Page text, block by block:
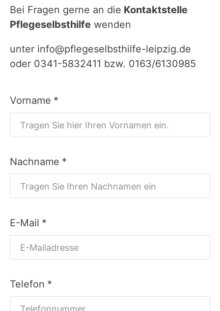
Bei Fragen gerne an die Kontaktstelle
Pflegeselbsthilfe wenden
unter info@pflegeselbsthilfe-leipzig.de
oder 0341-5832411 bzw. 0163/6130985
Vorname *
Nachname *
E-Mail *
Telefon *